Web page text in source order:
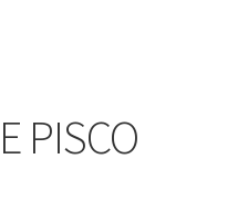
PISCO